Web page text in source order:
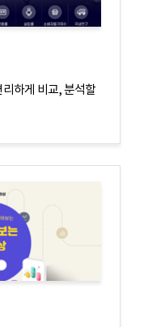
하게 비교, 분석할